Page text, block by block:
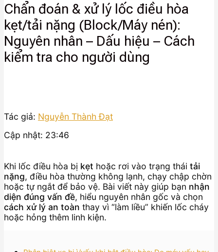
Chẩn đoán & xử lý lốc điều hòa
kẹt/tải nặng (Block/Máy nén):
Nguyên nhân – Dấu hiệu – Cách
kiểm tra cho người dùng
Tác giả: Nguyễn Thành Đạt
Cập nhật: 23:46
Khi lốc điều hòa bị kẹt hoặc rơi vào trạng thái tải
nặng, điều hòa thường không lạnh, chạy chập chờn
hoặc tự ngắt để bảo vệ. Bài viết này giúp bạn nhận
diện đúng vấn đề, hiểu nguyên nhân gốc và chọn
cách xử lý an toàn thay vì “làm liều” khiến lốc cháy
hoặc hỏng thêm linh kiện.